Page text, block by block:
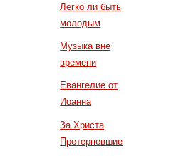
Легко ли быть
молодым
Музыка вне
времени
Евангелие от
Иоанна
За Христа
Претерпевшие